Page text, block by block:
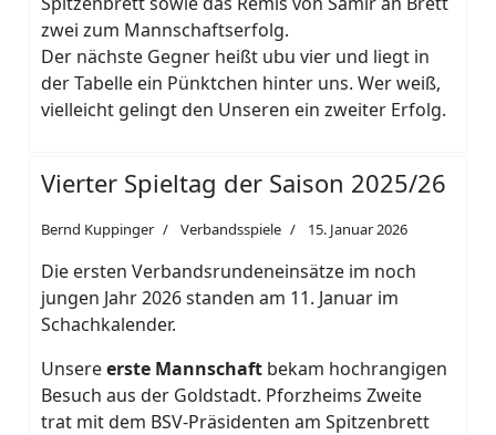
zwei zum Mannschaftserfolg.
Der nächste Gegner heißt ubu vier und liegt in
der Tabelle ein Pünktchen hinter uns. Wer weiß,
vielleicht gelingt den Unseren ein zweiter Erfolg.
Vierter Spieltag der Saison 2025/26
Bernd Kuppinger Verbandsspiele 15. Januar 2026
Die ersten Verbandsrundeneinsätze im noch
jungen Jahr 2026 standen am 11. Januar im
Schachkalender.
Unsereerste Mannschaft bekam hochrangigen
Besuch aus der Goldstadt. Pforzheims Zweite
trat mit dem BSV-Präsidenten am Spitzenbrett